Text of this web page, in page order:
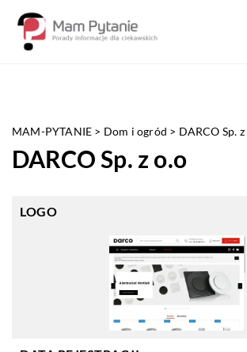
MAM-PYTANIE > Dom i ogród > DARCO Sp. z
DARCO Sp. z o.o
LOGO